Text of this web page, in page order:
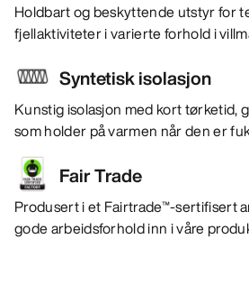
Holdbart og beskyttende utstyr for
fjellaktiviteter i varierte forhold i
Syntetisk isolasjon
Kunstig isolasjon med kort tørketid,
som holder på varmen når den er
Fair Trade
Produsert i et Fairtrade™-sertifisert
gode arbeidsforhold inn i våre